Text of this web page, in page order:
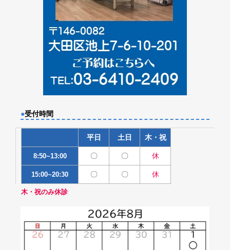
●受付時間
平日 土日 木・祝
8:50~13:00 〇 〇 休
15:00~20:30 〇 〇 休
木・祝のみ休診